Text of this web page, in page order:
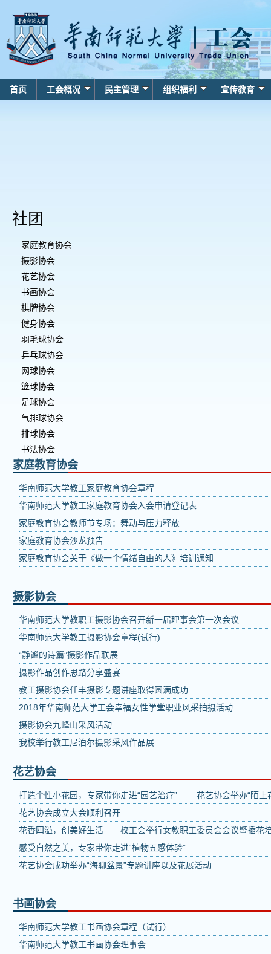
首页 工会概况 民主管理 组织福利 宣传教育
社团
家庭教育协会
摄影协会
花艺协会
书画协会
棋牌协会
健身协会
羽毛球协会
乒乓球协会
网球协会
篮球协会
足球协会
气排球协会
排球协会
书法协会
家庭教育协会
华南师范大学教工家庭教育协会章程
华南师范大学教工家庭教育协会入会申请登记表
家庭教育协会教师节专场：舞动与压力释放
家庭教育协会沙龙预告
家庭教育协会关于《做一个情绪自由的人》培训通知
摄影协会
华南师范大学教职工摄影协会召开新一届理事会第一次会议
华南师范大学教工摄影协会章程(试行)
“静谧的诗篇”摄影作品联展
摄影作品创作思路分享盛宴
教工摄影协会任丰摄影专题讲座取得圆满成功
2018年华南师范大学工会幸福女性学堂职业风采拍摄活动
摄影协会九峰山采风活动
我校举行教工尼泊尔摄影采风作品展
花艺协会
打造个性小花园，专家带你走进“园艺治疗” ——花艺协会举办“陌上
花艺协会成立大会顺利召开
花香四溢，创美好生活——校工会举行女教职工委员会会议暨插花
感受自然之美，专家带你走进“植物五感体验”
花艺协会成功举办“海聊盆景”专题讲座以及花展活动
书画协会
华南师范大学教工书画协会章程（试行）
华南师范大学教工书画协会理事会